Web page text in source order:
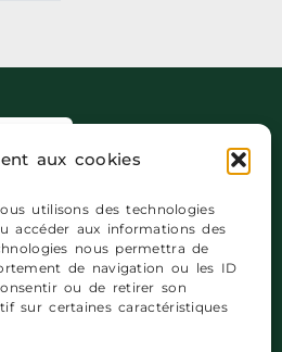
aux cookies
utilisons des technologies
accéder aux informations des
nous permettra de
de navigation ou les ID
ou de retirer son
sur certaines caractéristiques